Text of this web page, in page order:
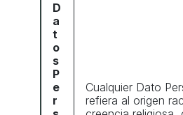
D
a
t
o
s
P
e
r
Cualquier Dato
refiera al origen